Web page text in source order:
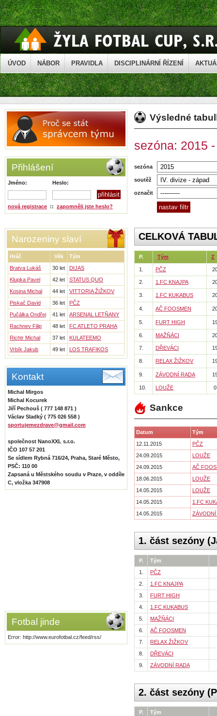
ÚVOD NÁBOR PRAVIDLA DISCIPLINÁRNÍ ŘÍZENÍ
Přihlášení
Jméno: Heslo:
nová registrace :: zapomněli jste heslo?
Narozeniny slaví
Hráč Věk
Tým
Bratva Lukáš
30 let
DIJAS
Klupka Pavel
42 let
STATUS QUO
Kosina Michal
44 let
VITTORIA ŽIŽKOV
Piskač David
36 let
PČZ
Pučálka Ondřej
41 let
ARSENAL LETŇANY
Rachnev Filip
48 let
FC ATLETO PRAHA
Richtr Michal
37 let
KULATEEMO
Vrbík Jakub
49 let LOS TRAFIKOS
Kontakt
Michal Mirgos
Michal Kocurek
Jiří Pechouš ( 777 148 871 )
Václav Sladký ( 775 026 558 )
sportujemezdrave@gmail.com
společnost NanoXXL s.r.o.
IČO 107 57 201
Se sídlem Rybná 716/24, Praha, Staré Město,
PSČ: 110 00
Zapsaná u Městského soudu v Praze, v oddíle
C, vložka 347908
Fotbal jinde
Error: http://www.eurofotbal.cz/feed/rss/
Výsledné
sezóna: 2015
sezóna
soutěž
označit
CELKOVÁ
P. Tým Z
1. PČZ
2. 1.FC KNAJPA
3. 1.FC KUKABUS
4. AČ FOOSMEN
5. FURT HIGH
6. MAŽŇÁCI
7. DŘEVÁCI
8. RELAX ŽIŽKOV
9. ZÁVODNÍ RADA
10. LOUŽE 0
Sankce
Datum
Tým
12.11.2015
PČZ
24.09.2015
LOUŽE
24.09.2015
AČ
18.06.2015
LOUŽE
14.05.2015
LOUŽE
14.05.2015
1.FC
14.05.2015
ZÁVODNÍ
1. část sezóny
P.
Tým
1.
PČZ
2.
1.FC KNAJPA
3.
FURT HIGH
4.
1.FC KUKABUS
5.
MAŽŇÁCI
6.
AČ FOOSMEN
7.
RELAX ŽIŽKOV
8.
DŘEVÁCI
9.
ZÁVODNÍ RADA
2. část sezóny
P.
Tým